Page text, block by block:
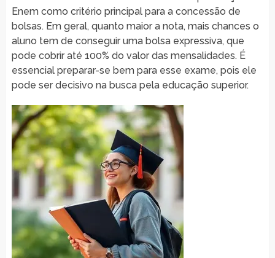
Enem como critério principal para a concessão de
bolsas. Em geral, quanto maior a nota, mais chances o
aluno tem de conseguir uma bolsa expressiva, que
pode cobrir até 100% do valor das mensalidades. É
essencial preparar-se bem para esse exame, pois ele
pode ser decisivo na busca pela educação superior.